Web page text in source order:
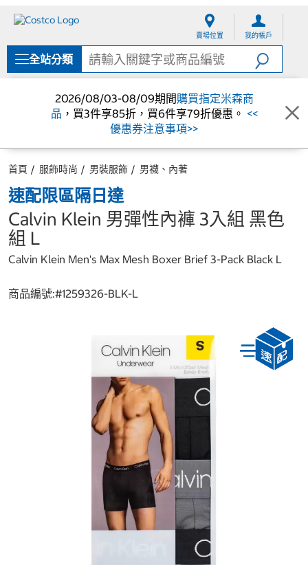
單
賣場位置 我的帳戶
全站分類
2026/08/03-08/09期間購買指定米森商
品 ，買3件享85折，買6件享79折優惠。 <<
優惠券注意事項>>
首頁 服飾時尚 男裝服飾 男襪、內著
速配限區隔日達
Calvin Klein 男彈性內褲 3入組 黑色
組 L
Calvin Klein Men's Max Mesh Boxer Brief 3-Pack Black L
商品編號:#1259326-BLK-L